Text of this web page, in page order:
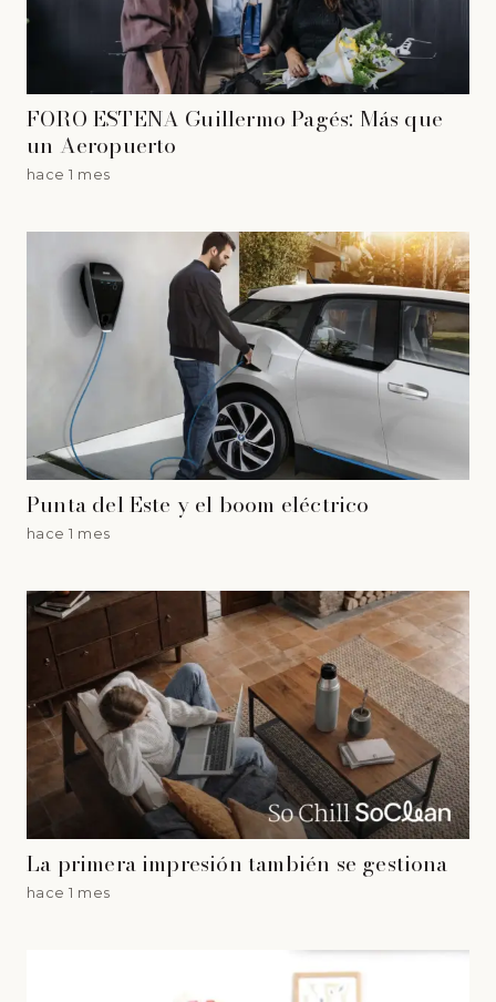
FORO ESTENA Guillermo Pagés: Más que
un Aeropuerto
hace 1 mes
Punta del Este y el boom eléctrico
hace 1 mes
La primera impresión también se gestiona
hace 1 mes